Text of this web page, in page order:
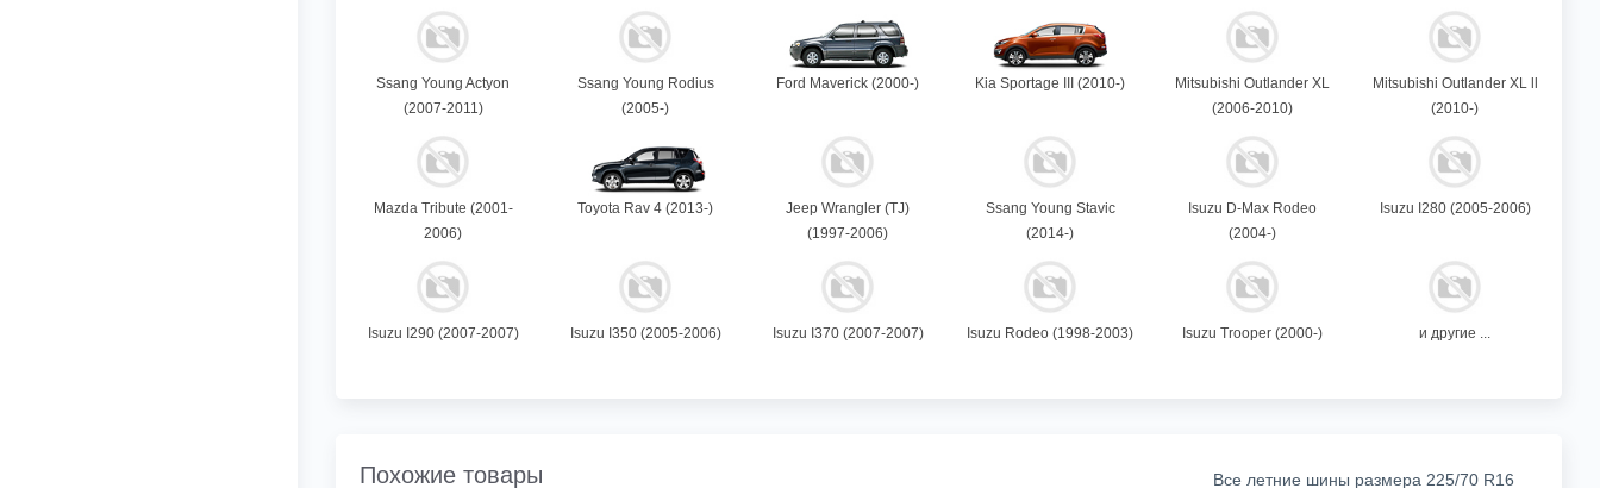
Ssang Young Actyon
(2007-2011)
Ssang Young Rodius
(2005-)
Ford Maverick (2000-) Kia Sportage III (2010-)
Mitsubishi Outlander XL
(2006-2010)
Mitsubishi Outlander XL ll
(2010-)
Mazda Tribute (2001-
2006)
Toyota Rav 4 (2013-)
Jeep Wrangler (TJ)
(1997-2006)
Ssang Young Stavic
(2014-)
Isuzu D-Max Rodeo
(2004-)
Isuzu I280 (2005-2006)
Isuzu I290 (2007-2007) Isuzu I350 (2005-2006) Isuzu I370 (2007-2007) Isuzu Rodeo (1998-2003) Isuzu Trooper (2000-) и другие ...
Похожие товары Все летние шины размера 225/70 R16